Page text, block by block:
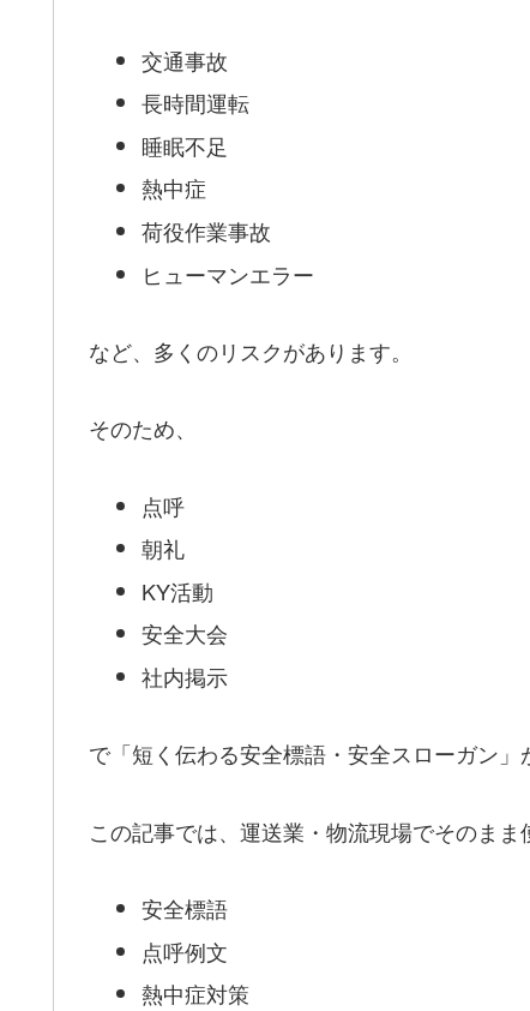
交通事故
長時間運転
睡眠不足
熱中症
荷役作業事故
ヒューマンエラー
など、多くのリスクがあります。
そのため、
点呼
朝礼
KY活動
安全大会
社内掲示
で「短く伝わる安全標語・安全スローガン」
この記事では、運送業・物流現場でそのまま
安全標語
点呼例文
熱中症対策